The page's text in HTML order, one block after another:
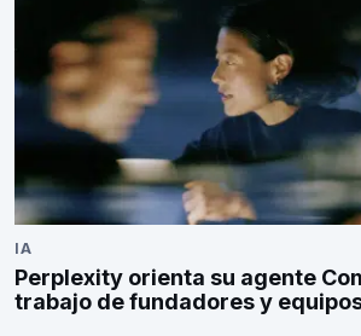
IA
Perplexity orienta su agente
trabajo de fundadores y